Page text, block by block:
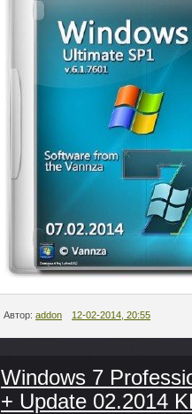
Автор: addon 12-02-2014, 20:55
Windows 7
+ Update 02.2014